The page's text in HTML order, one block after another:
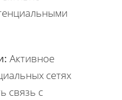
Активное
сетях
связь с